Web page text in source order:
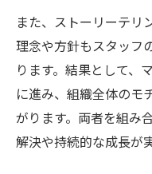
また、ストーリーテリ
理念や方針もスタッフ
ります。結果として、
に進み、組織全体のモ
がります。両者を組み
解決や持続的な成長が